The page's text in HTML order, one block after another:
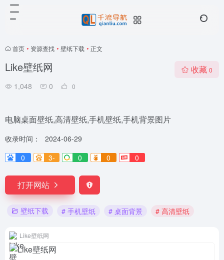
首页 • 资源查找 • 壁纸下载 • 正文
Like壁纸网
1,048 0 0
收藏 0
电脑桌面壁纸,高清壁纸,手机壁纸,手机背景图片
收录时间：
2024-06-29
0
3- 0 0 0
打开网站
壁纸下载 # 手机壁纸 # 桌面背景 # 高清壁纸
Like壁纸网